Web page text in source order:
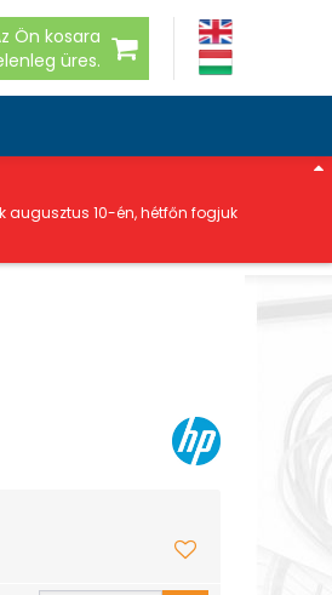
Ön kosara
üres.
augusztus 10-én, hétfőn fogjuk